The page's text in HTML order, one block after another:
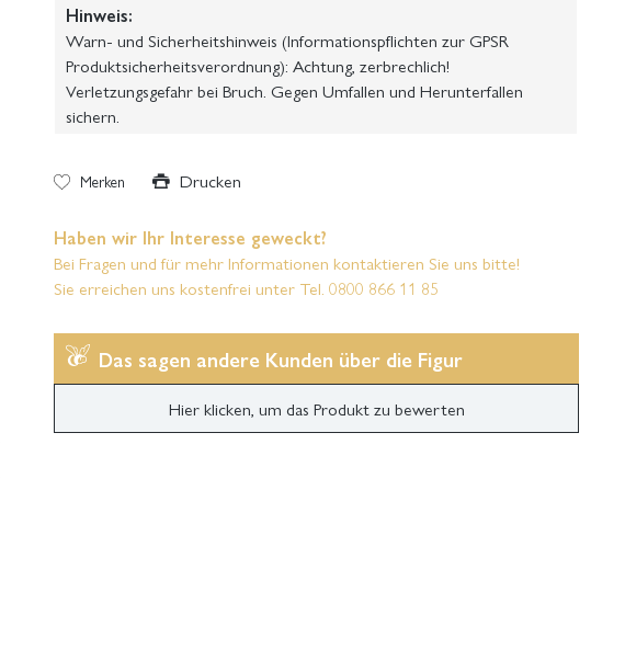
Hinweis:
Warn- und Sicherheitshinweis (Informationspflichten zur GPSR
Produktsicherheitsverordnung): Achtung, zerbrechlich!
Verletzungsgefahr bei Bruch. Gegen Umfallen und Herunterfallen
sichern.
Merken Drucken
Haben wir Ihr Interesse geweckt?
Bei Fragen und für mehr Informationen kontaktieren Sie uns bitte!
Sie erreichen uns kostenfrei unter Tel. 0800 866 11 85
Das sagen andere Kunden über die Figur
Hier klicken, um das Produkt zu bewerten